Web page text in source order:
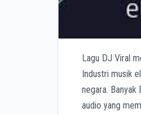
Lagu DJ Viral
Industri musik
negara.
audio yang